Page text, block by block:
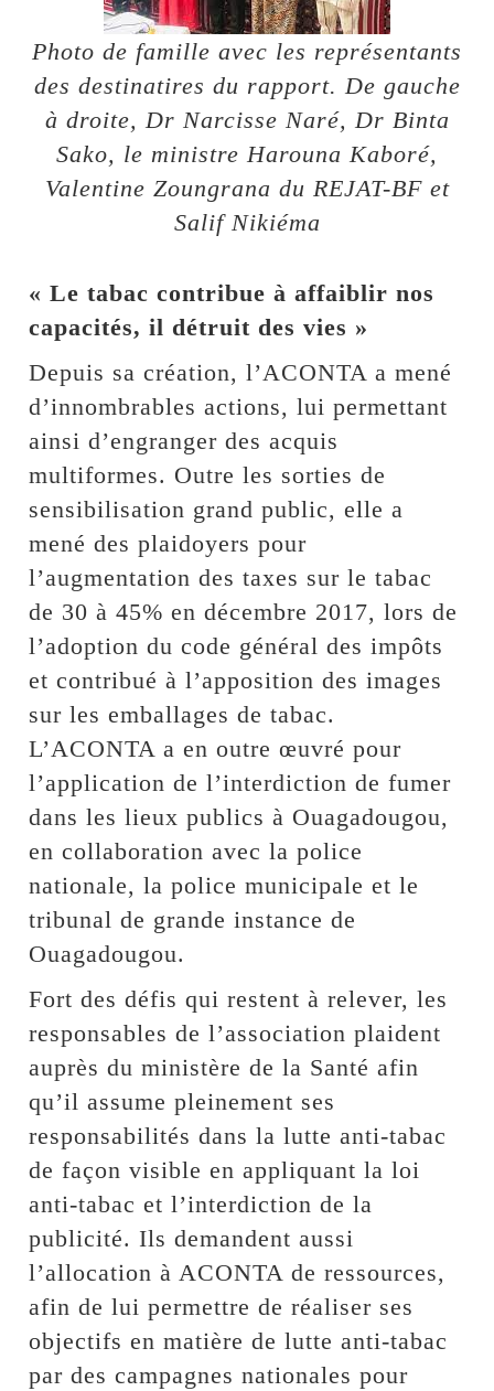
Photo de famille avec les représentants
des destinatires du rapport. De gauche
à droite, Dr Narcisse Naré, Dr Binta
Sako, le ministre Harouna Kaboré,
Valentine Zoungrana du REJAT-BF et
Salif Nikiéma
« Le tabac contribue à affaiblir nos
capacités, il détruit des vies »
Depuis sa création, l’ACONTA a mené
d’innombrables actions, lui permettant
ainsi d’engranger des acquis
multiformes. Outre les sorties de
sensibilisation grand public, elle a
mené des plaidoyers pour
l’augmentation des taxes sur le tabac
de 30 à 45% en décembre 2017, lors de
l’adoption du code général des impôts
et contribué à l’apposition des images
sur les emballages de tabac.
L’ACONTA a en outre œuvré pour
l’application de l’interdiction de fumer
dans les lieux publics à Ouagadougou,
en collaboration avec la police
nationale, la police municipale et le
tribunal de grande instance de
Ouagadougou.
Fort des défis qui restent à relever, les
responsables de l’association plaident
auprès du ministère de la Santé afin
qu’il assume pleinement ses
responsabilités dans la lutte anti-tabac
de façon visible en appliquant la loi
anti-tabac et l’interdiction de la
publicité. Ils demandent aussi
l’allocation à ACONTA de ressources,
afin de lui permettre de réaliser ses
objectifs en matière de lutte anti-tabac
par des campagnes nationales pour